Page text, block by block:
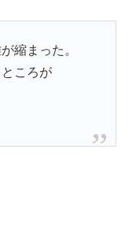
縮まった。
ころが